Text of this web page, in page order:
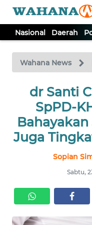
Nasional Daerah
Wahana News
dr Santi
SpPD-
Juga
Sopian
Sabtu,
TV
Tutup
NASIONAL
DAERAH
POLHUKAM
EKUIN